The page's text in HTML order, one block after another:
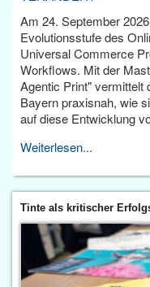
Am 24. September
Evolutionsstufe des
Universal Commerce
Workflows. Mit der
Agentic Print" vermittelt
Bayern praxisnah, wie
auf diese Entwicklung
Weiterlesen...
Tinte als kritischer